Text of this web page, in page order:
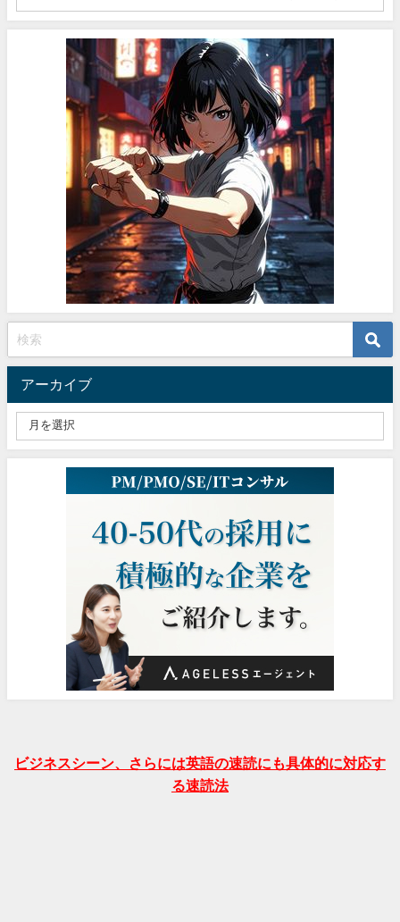
アーカイブ
ビジネスシーン、さらには英語の速読にも具体的に対応す
る速読法